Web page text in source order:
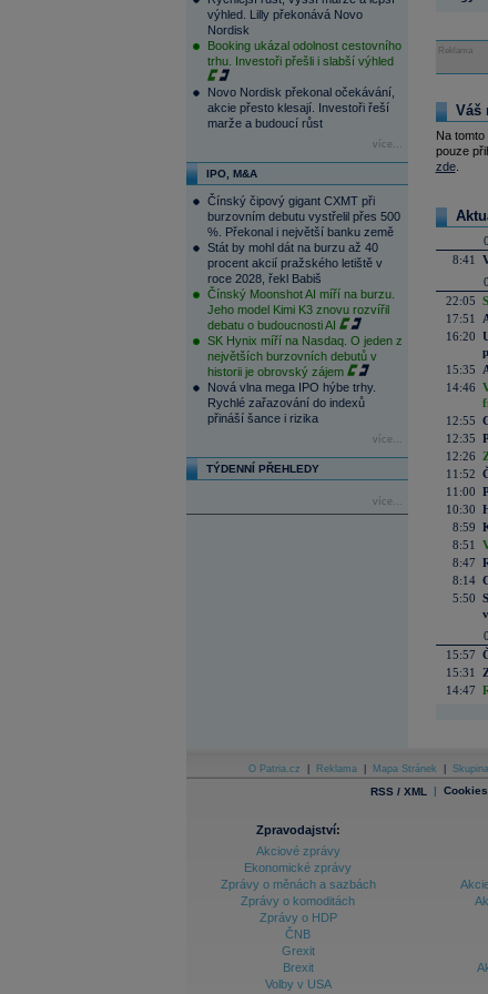
výhled. Lilly překonává Novo
Nordisk
Booking ukázal odolnost cestovního
trhu. Investoři přešli i slabší výhled
Novo Nordisk překonal očekávání,
akcie přesto klesají. Investoři řeší
marže a budoucí růst
více...
IPO, M&A
Čínský čipový gigant CXMT při
burzovním debutu vystřelil přes 500
%. Překonal i největší banku země
Stát by mohl dát na burzu až 40
procent akcií pražského letiště v
roce 2028, řekl Babiš
Čínský Moonshot AI míří na burzu.
Jeho model Kimi K3 znovu rozvířil
debatu o budoucnosti AI
SK Hynix míří na Nasdaq. O jeden z
největších burzovních debutů v
historii je obrovský zájem
Nová vlna mega IPO hýbe trhy.
Rychlé zařazování do indexů
přináší šance i rizika
více...
TÝDENNÍ PŘEHLEDY
více...
Reklama
Váš
Na
pouze
zde.
8:41
22:05
17:51
16:20
15:35
14:46
12:55
12:35
12:26
11:52
11:00
10:30
8:59
8:51
8:47
8:14
5:50
15:57
15:31
14:47
O Patria.cz Reklama Mapa Stránek
RSS / XML | Cookies
Zpravodajství:
Akciové zprávy
Ekonomické zprávy
Zprávy o měnách a sazbách
Zprávy o komoditách
Zprávy o HDP
ČNB
Grexit
Brexit
Volby v USA